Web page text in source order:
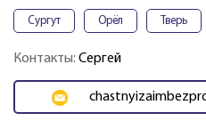
Сургут Орёл Тверь
Контакты: Сергей